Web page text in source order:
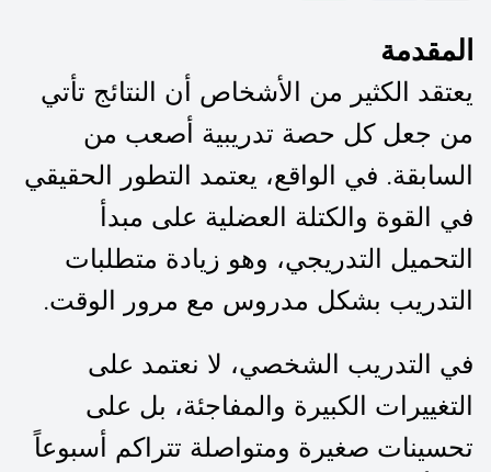
المقدمة
يعتقد الكثير من الأشخاص أن النتائج تأتي
من جعل كل حصة تدريبية أصعب من
السابقة. في الواقع، يعتمد التطور الحقيقي
في القوة والكتلة العضلية على مبدأ
التحميل التدريجي، وهو زيادة متطلبات
التدريب بشكل مدروس مع مرور الوقت.
في التدريب الشخصي، لا نعتمد على
التغييرات الكبيرة والمفاجئة، بل على
تحسينات صغيرة ومتواصلة تتراكم أسبوعاً